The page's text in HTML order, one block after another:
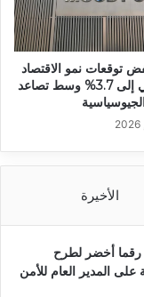
توقعات نمو الاقتصاد
الإسرائيلي إلى 3.7% وسط تصاعد
الأخيرة
رقما أخضر لطرح
على المدير العام للأمن